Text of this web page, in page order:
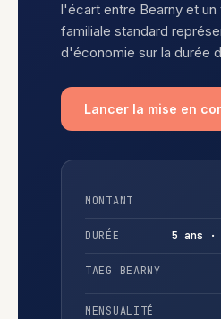
l'écart entre Bearny et un
familiale standard
d'économie sur la durée
Lancer la mise en
MONTANT
DURÉE 5 ans
TAEG BEARNY
MENSUALITÉ